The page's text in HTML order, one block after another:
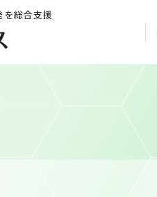
を総合支援
食
ル